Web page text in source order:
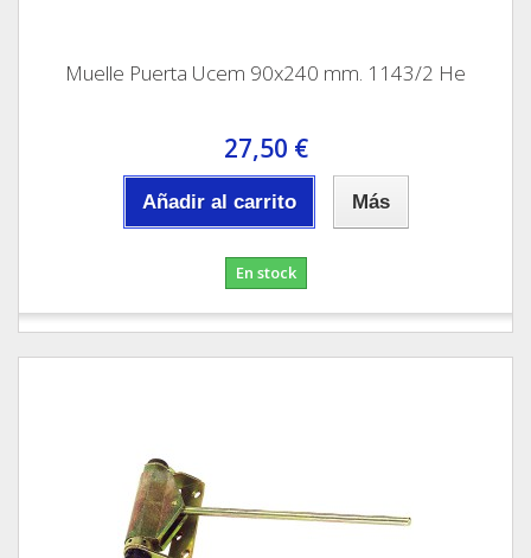
Muelle Puerta Ucem 90x240 mm. 1143/2 He
27,50 €
Añadir al carrito Más
En stock